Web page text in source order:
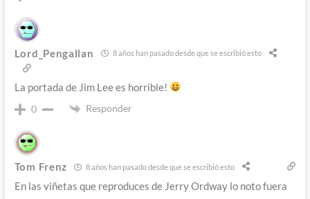
Lord_Pengallan 8 años han pasado desde que se escribió esto
La portada de Jim Lee es horrible!
0 Responder
Tom Frenz 8 años han pasado desde que se escribió esto
En las viñetas que reproduces de Jerry Ordway lo noto fuera